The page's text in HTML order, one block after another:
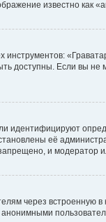
известно как
доступны. Если вы
её
и модератор
через